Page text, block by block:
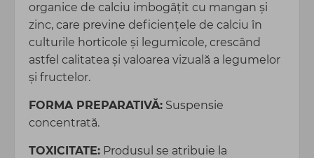
organice de calciu imbogăţit cu mangan şi
zinc, care previne deficienţele de calciu în
culturile horticole și legumicole, crescând
astfel calitatea şi valoarea vizuală a legumelor
şi fructelor.
FORMA PREPARATIVĂ: Suspensie
concentrată.
TOXICITATE: Produsul se atribuie la